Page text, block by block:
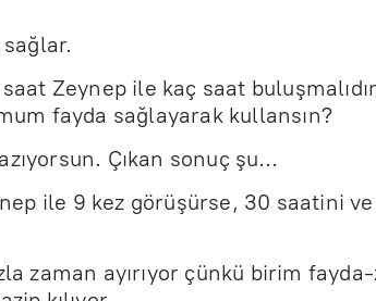
sağlar.
Zeynep ile kaç saat
fayda sağlayarak kullansın?
Çıkan sonuç şu…
ile 9 kez görüşürse, 30 saatini
zaman ayırıyor çünkü birim